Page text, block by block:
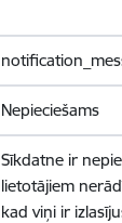
Nepieciešams
Sīkdatne ir
lietotājiem
kad viņi ir